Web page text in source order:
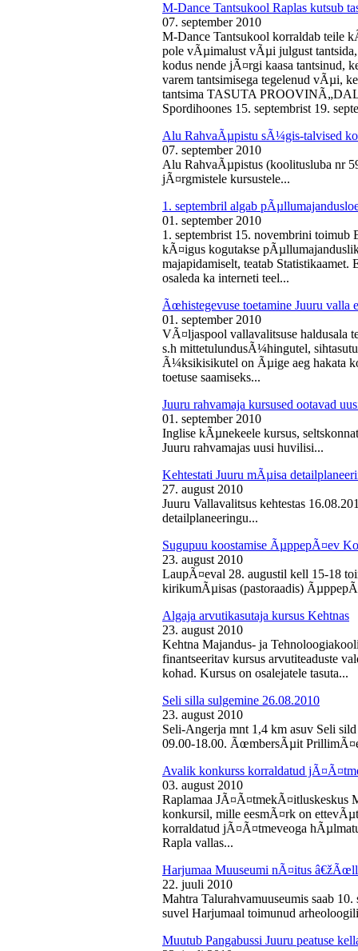
M-Dance Tantsukool Raplas kutsub
07. september 2010
M-Dance Tantsukool korraldab teile
pole vÃµimalust vÃµi julgust
kodus nende jÃ¤rgi kaasa tantsinud,
varem tantsimisega tegelenud vÃµi,
tantsima TASUTA
Spordihoones 15. septembrist 19.
Alu RahvaÃµpistu sÃ¼gis-talvised
07. september 2010
Alu RahvaÃµpistus (koolitusluba nr
jÃ¤rgmistele kursustele...
1. septembril algab
01. september 2010
1. septembrist 15. novembrini toimub
kÃ¤igus kogutakse
majapidamiselt, teatab Statistikaamet.
osaleda ka interneti teel...
Ãœhistegevuse toetamine Juuru valla
01. september 2010
VÃ¤ljaspool vallavalitsuse haldusala
s.h mittetulundusÃ¼hingutel,
Ã¼ksikisikutel on Ãµige aeg hakata
toetuse saamiseks...
Juuru rahvamaja kursused ootavad
01. september 2010
Inglise kÃµnekeele kursus,
Juuru rahvamajas uusi huvilisi...
Kehtestati Juuru mÃµisa
27. august 2010
Juuru Vallavalitsus kehtestas
detailplaneeringu...
Sugupuu koostamise ÃµppepÃ¤ev
23. august 2010
LaupÃ¤eval 28. augustil kell 15-18
kirikumÃµisas (pastoraadis)
Algaja arvutikasutaja kursus Kehtnas
23. august 2010
Kehtna Majandus- ja
finantseeritav kursus arvutiteaduste
kohad. Kursus on osalejatele tasuta...
Seli silla sulgemine 26.08.2010
23. august 2010
Seli-Angerja mnt 1,4 km asuv Seli
09.00-18.00. ÃœmbersÃµit
Avalik konkurss korraldatud
03. august 2010
Raplamaa JÃ¤Ã¤tmekÃ¤itluskeskus
konkursil, mille eesmÃ¤rk on
korraldatud jÃ¤Ã¤tmeveoga
Rapla vallas...
Harjumaa Muuseumi nÃ¤itus
22. juuli 2010
Mahtra Talurahvamuuseumis saab
suvel Harjumaal toimunud
Muutub Pangabussi Juuru peatuse